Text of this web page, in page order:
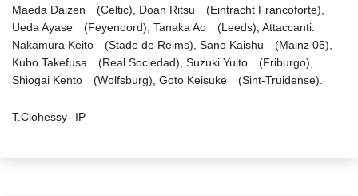
Maeda Daizen (Celtic)󠁧󠁢󠁳󠁣󠁴󠁿, Doan Ritsu (Eintracht Francoforte),
Ueda Ayase (Feyenoord), Tanaka Ao (Leeds); Attaccanti:
Nakamura Keito (Stade de Reims), Sano Kaishu (Mainz 05),
Kubo Takefusa (Real Sociedad), Suzuki Yuito (Friburgo),
Shiogai Kento (Wolfsburg), Goto Keisuke (Sint-Truidense).
T.Clohessy--IP